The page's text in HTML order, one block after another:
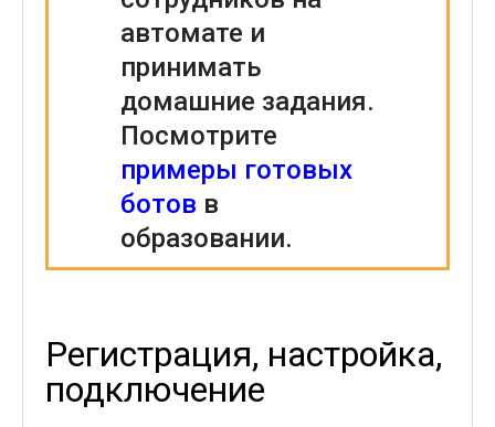
автомате и
принимать
домашние задания.
Посмотрите
примеры готовых
ботов в
образовании.
Регистрация, настройка,
подключение